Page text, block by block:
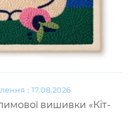
: 17.08.2026
вишивки «Кіт-